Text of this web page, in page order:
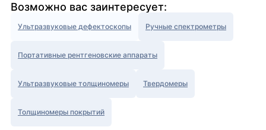
Возможно вас заинтересует:
Ультразвуковые дефектоскопы Ручные спектрометры
Портативные рентгеновские аппараты
Ультразвуковые толщиномеры Твердомеры
Толщиномеры покрытий